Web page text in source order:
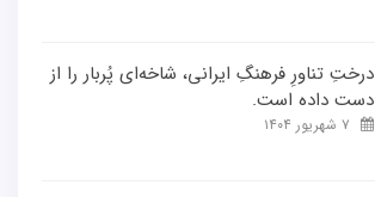
درختِ تناورِ فرهنگِ ایرانی، شاخه‌ای پُربار را از
دست داده است.